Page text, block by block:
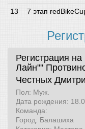
7 этап
Регистрация на
Лайн""
Честных
Пол: Муж.
Дата рождения:
Команда:
Город: Балашиха